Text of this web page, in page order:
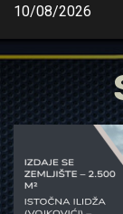
Skip
content
10/08/2026